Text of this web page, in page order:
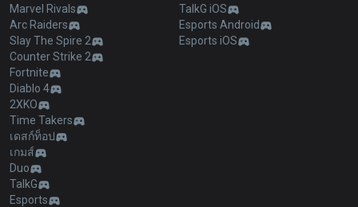
Marvel Rivals
Arc Raiders
Slay The Spire 2
Counter Strike 2
Fortnite
Diablo 4
2XKO
Time Takers
เดสก์ท็อป
เกมส์
Duo
TalkG
Esports
TalkG iOS
Esports Android
Esports iOS